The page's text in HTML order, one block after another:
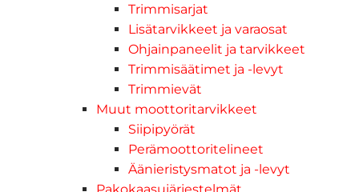
Trimmisarjat
Lisätarvikkeet ja varaosat
Ohjainpaneelit ja tarvikkeet
Trimmisäätimet ja -levyt
Trimmievät
Muut moottoritarvikkeet
Siipipyörät
Perämoottoritelineet
Äänieristysmatot ja -levyt